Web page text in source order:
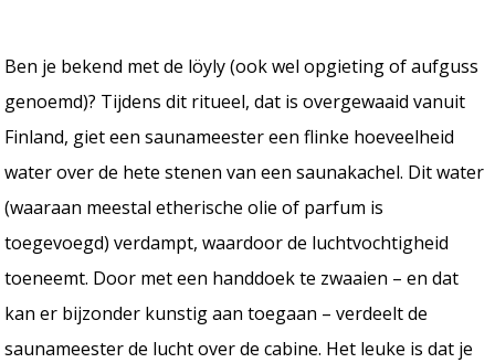
Ben je bekend met de löyly (ook wel opgieting of aufguss
genoemd)? Tijdens dit ritueel, dat is overgewaaid vanuit
Finland, giet een saunameester een flinke hoeveelheid
water over de hete stenen van een saunakachel. Dit water
(waaraan meestal etherische olie of parfum is
toegevoegd) verdampt, waardoor de luchtvochtigheid
toeneemt. Door met een handdoek te zwaaien – en dat
kan er bijzonder kunstig aan toegaan – verdeelt de
saunameester de lucht over de cabine. Het leuke is dat je